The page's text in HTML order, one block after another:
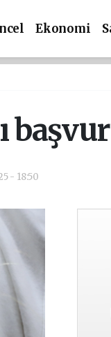
Ekonomi
- 18:50